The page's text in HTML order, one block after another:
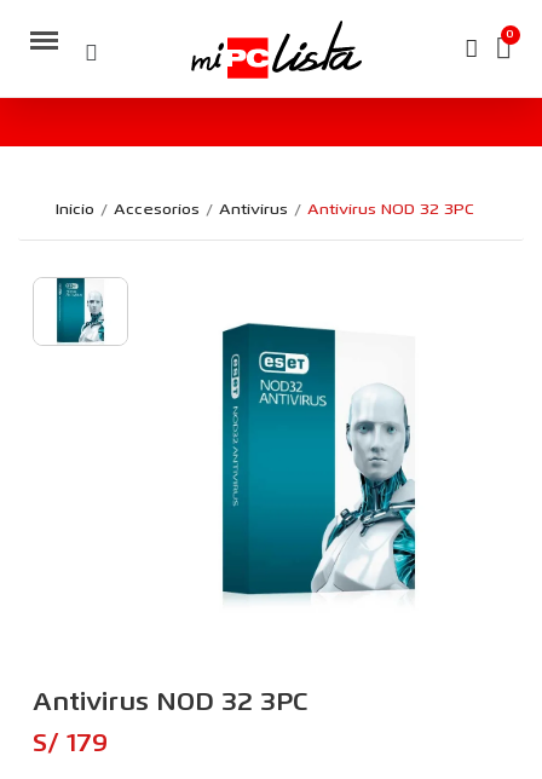
Inicio Accesorios Antivirus Antivirus NOD 32 3PC
Antivirus NOD 32 3PC
S/ 179